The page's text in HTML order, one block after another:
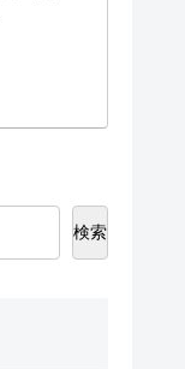
検索